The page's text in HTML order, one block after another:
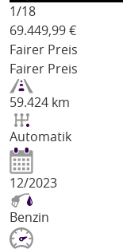
1/18
69.449,99 €
Fairer Preis
Fairer Preis
59.424 km
Automatik
12/2023
Benzin